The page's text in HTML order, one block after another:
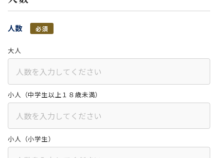
人数 必須
大人
小人（中学生以上１８歳未満）
小人（小学生）